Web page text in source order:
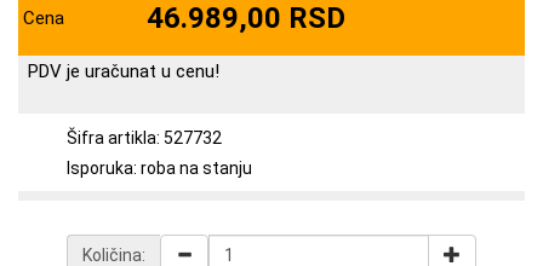
Cena 46.989,00 RSD
PDV je uračunat u cenu!
Šifra artikla: 527732
Isporuka: roba na stanju
Količina: